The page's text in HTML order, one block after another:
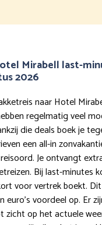
Mirabell last-
2026
naar Hotel
regelmatig veel
die deals boek je
een all-in
Je ontvangt
Bij last-minutes
voor vertrek boekt.
euro’s voordeel op. Er
zicht op het actuele